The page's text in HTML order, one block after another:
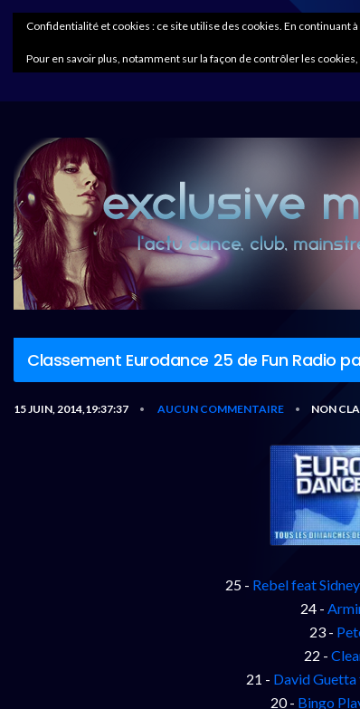
Classement Eurodance 25 de Fun Radio
15 JUIN, 2014,19:37:37 • AUCUN COMMENTAIRE • NON
25 - Rebel feat
24 -
23 -
22 -
21 - David Guetta
20 - Bingo
Confidentialité et cookies : ce site utilise des cookies. En continuant
Pour en savoir plus, notamment sur la façon de contrôler les